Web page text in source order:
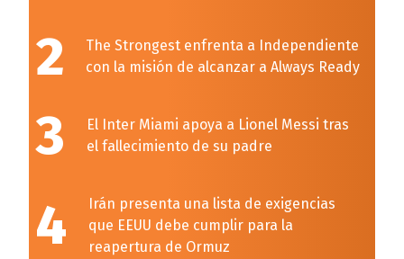
2
The Strongest enfrenta a Independiente
con la misión de alcanzar a Always Ready
3
El Inter Miami apoya a Lionel Messi tras
el fallecimiento de su padre
4
Irán presenta una lista de exigencias
que EEUU debe cumplir para la
reapertura de Ormuz